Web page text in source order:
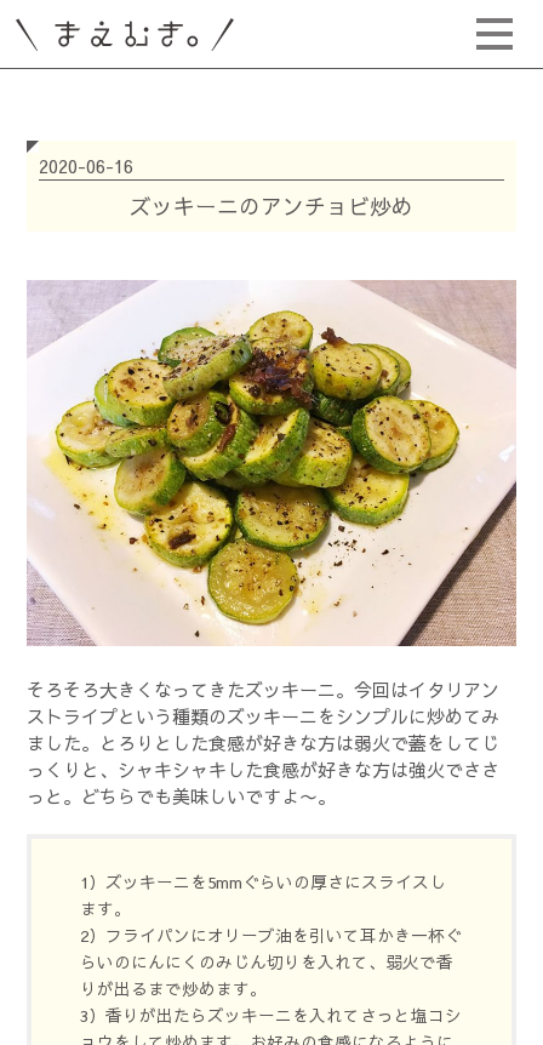
2020-06-16
ズッキーニのアンチョビ炒め
そろそろ大きくなってきたズッキーニ。今回はイタリアン
ストライプという種類のズッキーニをシンプルに炒めてみ
ました。とろりとした食感が好きな方は弱火で蓋をしてじ
っくりと、シャキシャキした食感が好きな方は強火でささ
っと。どちらでも美味しいですよ〜。
1）ズッキーニを5mmぐらいの厚さにスライスし
ます。
2）フライパンにオリーブ油を引いて耳かき一杯ぐ
らいのにんにくのみじん切りを入れて、弱火で香
りが出るまで炒めます。
3）香りが出たらズッキーニを入れてさっと塩コシ